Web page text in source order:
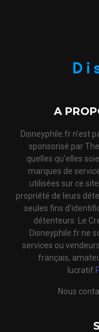
A
Disneyphile.fr n'est
sponsorisé par
quelles qu'elles
marques de
utilisées sur ce
propriété de leurs
seules fins
détenteurs. Le
Disneyphile.fr ne
services ou
français,
lucratif.
Nous